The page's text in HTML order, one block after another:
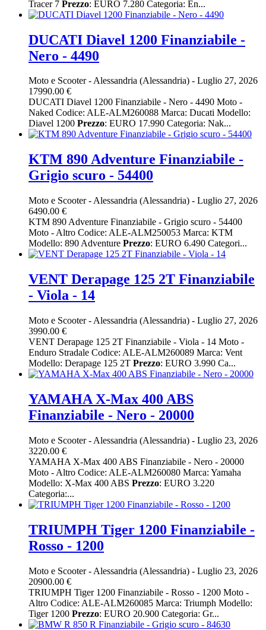
Tracer 7 Prezzo: EURO 7.280 Categoria: En...
DUCATI Diavel 1200 Finanziabile -
Nero - 4490
Moto e Scooter-Alessandria (Alessandria) - Luglio 27, 2026
17990.00 €
DUCATI Diavel 1200 Finanziabile - Nero - 4490 Moto -
Naked Codice: ALE-ALM260088 Marca: Ducati Modello:
Diavel 1200 Prezzo: EURO 17.990 Categoria: Nak...
KTM 890 Adventure Finanziabile -
Grigio scuro - 54400
Moto e Scooter- Alessandria (Alessandria) - Luglio 27, 2026
6490.00 €
KTM 890 Adventure Finanziabile - Grigio scuro - 54400
Moto - Altro Codice: ALE-ALM250053 Marca: KTM
Modello: 890 Adventure Prezzo: EURO 6.490 Categori...
VENT Derapage 125 2T Finanziabile
- Viola - 14
Moto e Scooter- Alessandria (Alessandria) - Luglio 27, 2026
3990.00 €
VENT Derapage 125 2T Finanziabile - Viola - 14 Moto -
Enduro Stradale Codice: ALE-ALM260089 Marca: Vent
Modello: Derapage 125 2T Prezzo: EURO 3.990 Ca...
YAMAHA X-Max 400 ABS
Finanziabile - Nero - 20000
Moto e Scooter- Alessandria (Alessandria) - Luglio 23, 2026
3220.00 €
YAMAHA X-Max 400 ABS Finanziabile - Nero - 20000
Moto - Altro Codice: ALE-ALM260080 Marca: Yamaha
Modello: X-Max 400 ABS Prezzo: EURO 3.220
Categoria:...
TRIUMPH Tiger 1200 Finanziabile -
Rosso - 1200
Moto e Scooter- Alessandria (Alessandria) - Luglio 23, 2026
20900.00 €
TRIUMPH Tiger 1200 Finanziabile - Rosso - 1200 Moto -
Altro Codice: ALE-ALM260085 Marca: Triumph Modello:
Tiger 1200 Prezzo: EURO 20.900 Categoria: Gr...